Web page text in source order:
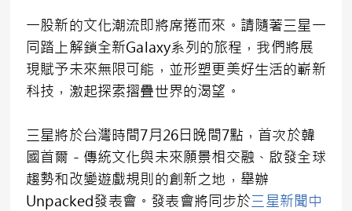
一股新的文化潮流即將席捲而來。請隨著三星一
同踏上解鎖全新Galaxy系列的旅程，我們將展
現賦予未來無限可能，並形塑更美好生活的嶄新
科技，激起探索摺疊世界的渴望。
三星將於台灣時間7月26日晚間7點，首次於韓
國首爾－傳統文化與未來願景相交融、啟發全球
趨勢和改變遊戲規則的創新之地，舉辦
Unpacked發表會。發表會將同步於三星新聞中